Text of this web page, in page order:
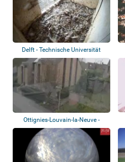
Delft - Technische Universität
Delft - F...
Ottignies-Louvain-la-Neuve -
Campus